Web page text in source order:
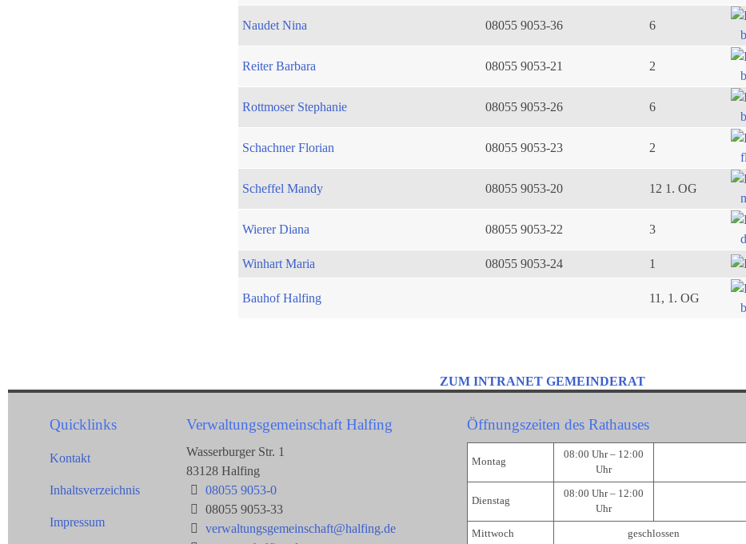
Naudet Nina 08055 9053-36 6
Reiter Barbara 08055 9053-21 2
Rottmoser Stephanie 08055 9053-26 6
Schachner Florian 08055 9053-23 2
Scheffel Mandy 08055 9053-20 12 1. OG
Wierer Diana 08055 9053-22 3
Winhart Maria
08055 9053-24 1
Bauhof Halfing 11, 1. OG
ZUM INTRANET GEMEINDERAT
Quicklinks
Kontakt
Inhaltsverzeichnis
Impressum
Verwaltungsgemeinschaft Halfing
Wasserburger Str. 1
83128 Halfing
08055 9053-0
08055 9053-33
verwaltungsgemeinschaft@halfing.de
Öffnungszeiten des Rathauses
Montag
08:00 Uhr – 12:00
Uhr
Dienstag
08:00 Uhr – 12:00
Uhr
Mittwoch geschlossen